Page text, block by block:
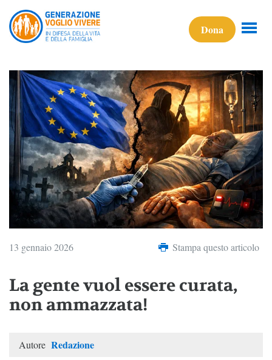
Dona
13 gennaio 2026 Stampa questo articolo
La gente vuol essere curata,
non ammazzata!
Autore Redazione